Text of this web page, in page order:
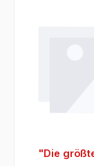
"Die